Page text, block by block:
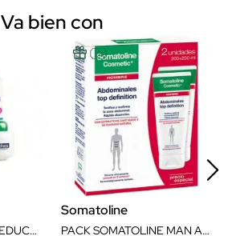
Va bien con
SOMATOLINE GEL REDUCTOR 7 NOCHES 400 ML
Somatoline
PACK SOMATOLINE MAN ABDOMINALES 2X200ML